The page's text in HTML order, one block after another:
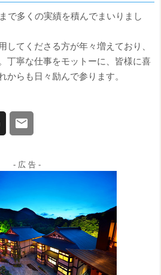
で多くの実績を積んでまいりまし
してくださる方が年々増えており、
丁寧な仕事をモットーに、皆様に喜
からも日々励んで参ります。
- 広 告 -